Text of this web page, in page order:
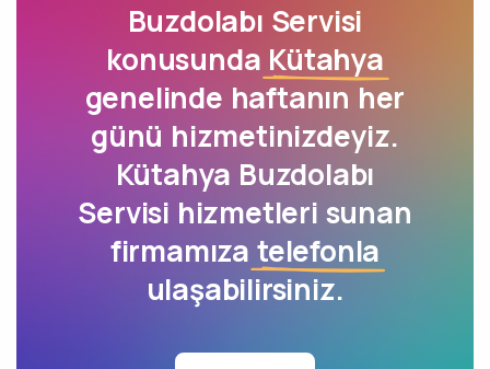
Buzdolabı Servisi
konusunda Kütahya
genelinde haftanın her
günü hizmetinizdeyiz.
Kütahya Buzdolabı
Servisi hizmetleri sunan
firmamıza telefonla
ulaşabilirsiniz.